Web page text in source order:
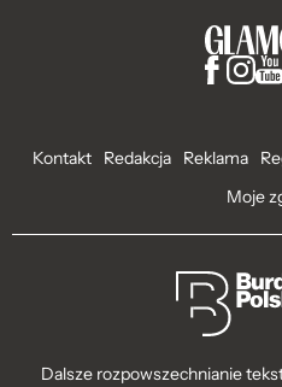
Kontakt Redakcja Reklama
Moje
Dalsze rozpowszechnianie